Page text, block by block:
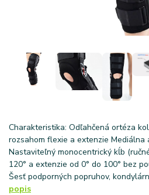
Charakteristika: Odľahčená ortéza
rozsahom flexie a extenzie
Nastaviteľný monocentrický kĺb
120° a extenzie od 0° do 100° bez
Šesť podporných popruhov,
popis